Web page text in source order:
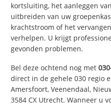
kortsluiting, het aanleggen
uitbreiden van uw
krachtstroom of het
verhelpen. U krijgt
gevonden problemen.
Bel deze ochtend nog met
direct in de gehele 030 regio
Amersfoort, Veenendaal,
3584 CX Utrecht. Wanneer u